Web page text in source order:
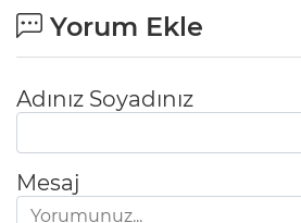
Yorum Ekle
Adınız Soyadınız
Mesaj